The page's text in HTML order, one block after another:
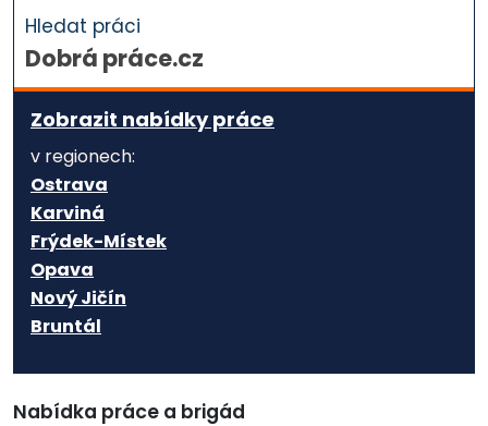
Hledat práci
Dobrá práce.cz
Zobrazit nabídky práce
v regionech:
Ostrava
Karviná
Frýdek-Místek
Opava
Nový Jičín
Bruntál
Nabídka práce a brigád